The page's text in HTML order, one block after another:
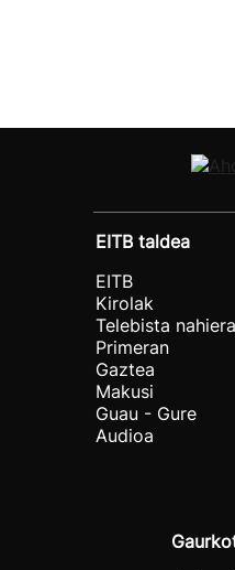
EITB taldea
EITB
Kirolak
Telebista
Primeran
Gaztea
Makusi
Guau - Gure
Audioa